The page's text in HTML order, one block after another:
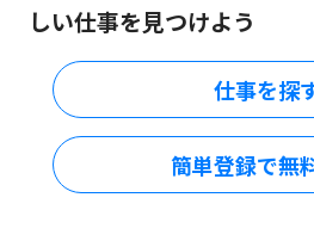
しい仕事を見つけよう
仕事を探
簡単登録で無